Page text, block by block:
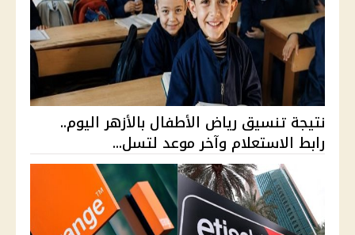
نتيجة تنسيق رياض الأطفال بالأزهر اليوم..
رابط الاستعلام وآخر موعد لتسل...